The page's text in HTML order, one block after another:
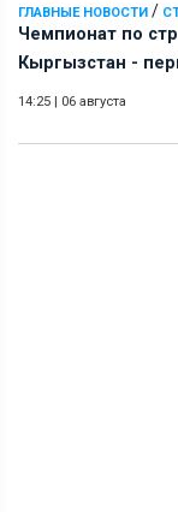
ГЛАВНЫЕ НОВОСТИ /
Чемпионат по
Кыргызстан -
14:25 | 06 августа